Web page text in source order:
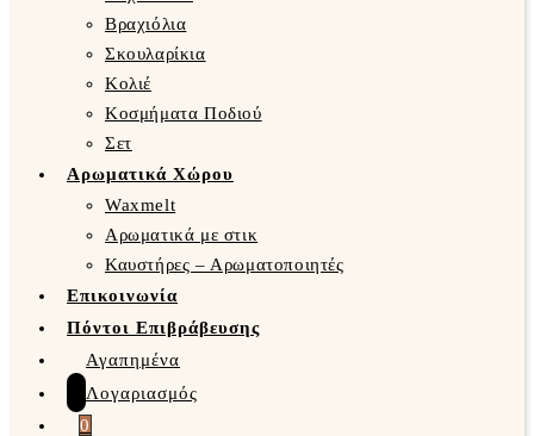
Βραχιόλια
Σκουλαρίκια
Κολιέ
Κοσμήματα Ποδιού
Σετ
Αρωματικά Χώρου
Waxmelt
Αρωματικά με στικ
Καυστήρες – Αρωματοποιητές
Επικοινωνία
Πόντοι Επιβράβευσης
Αγαπημένα
Λογαριασμός
0